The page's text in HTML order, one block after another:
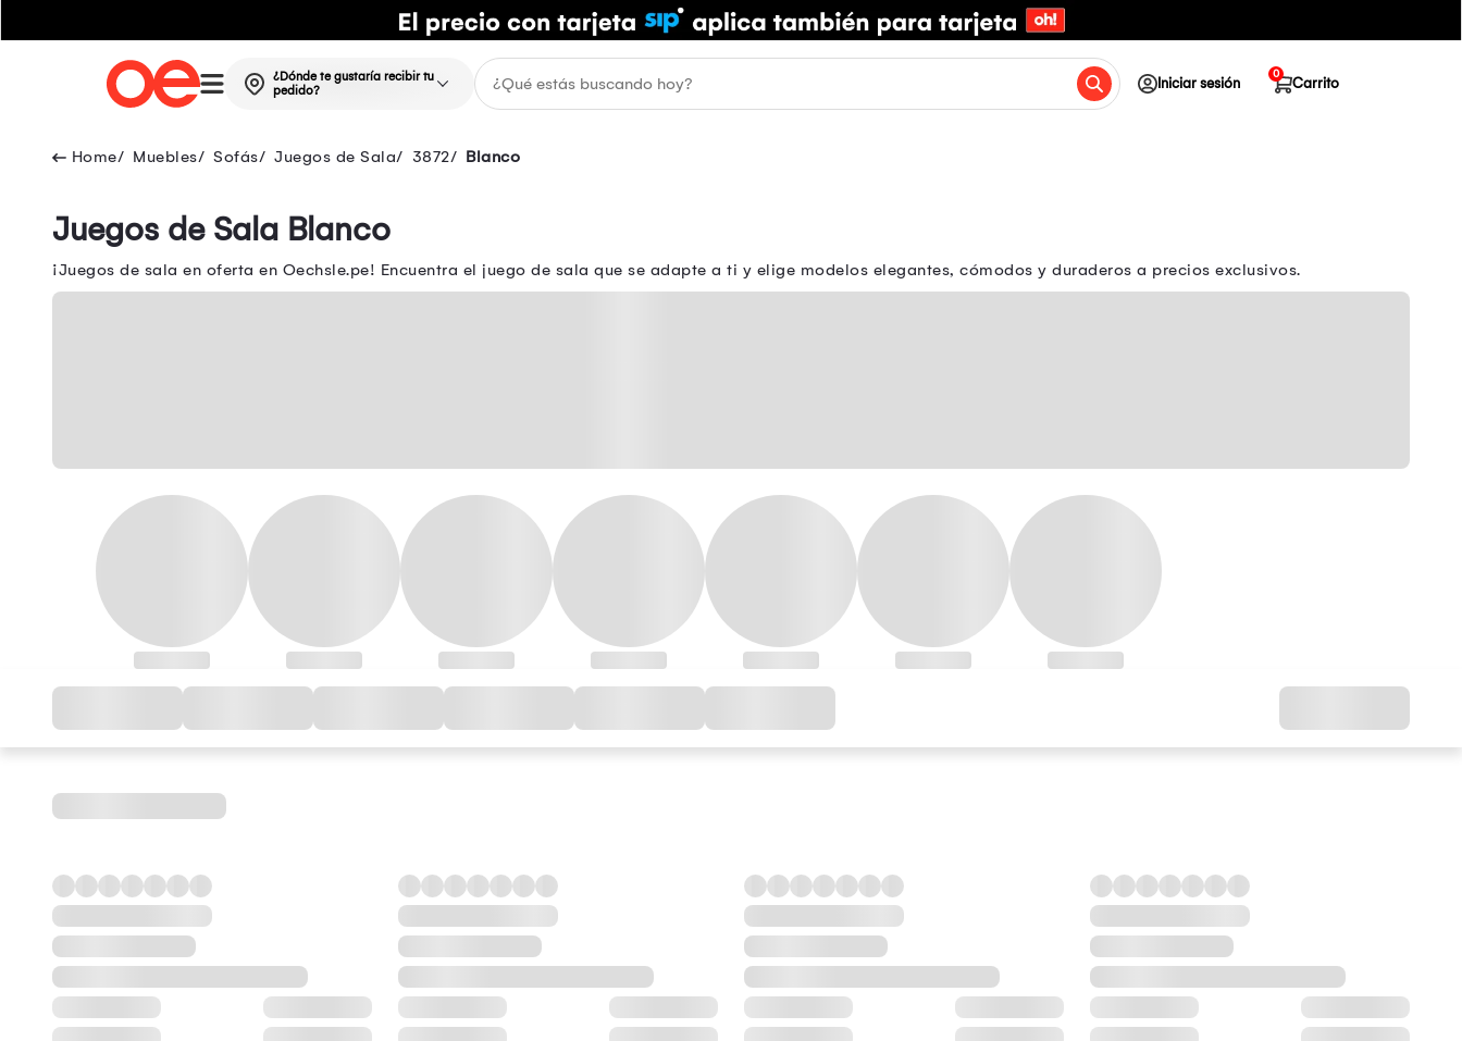
¿Dónde te gustaría recibir tu
pedido?
Iniciar sesión Carrito
0
Muebles Sofás Juegos de Sala 3872 Blanco
Juegos de Sala Blanco
¡Juegos de sala en oferta en Oechsle.pe! Encuentra el juego de sala que se adapte a ti y elige modelos elegantes, cómodos y duraderos a precios exclusivos.